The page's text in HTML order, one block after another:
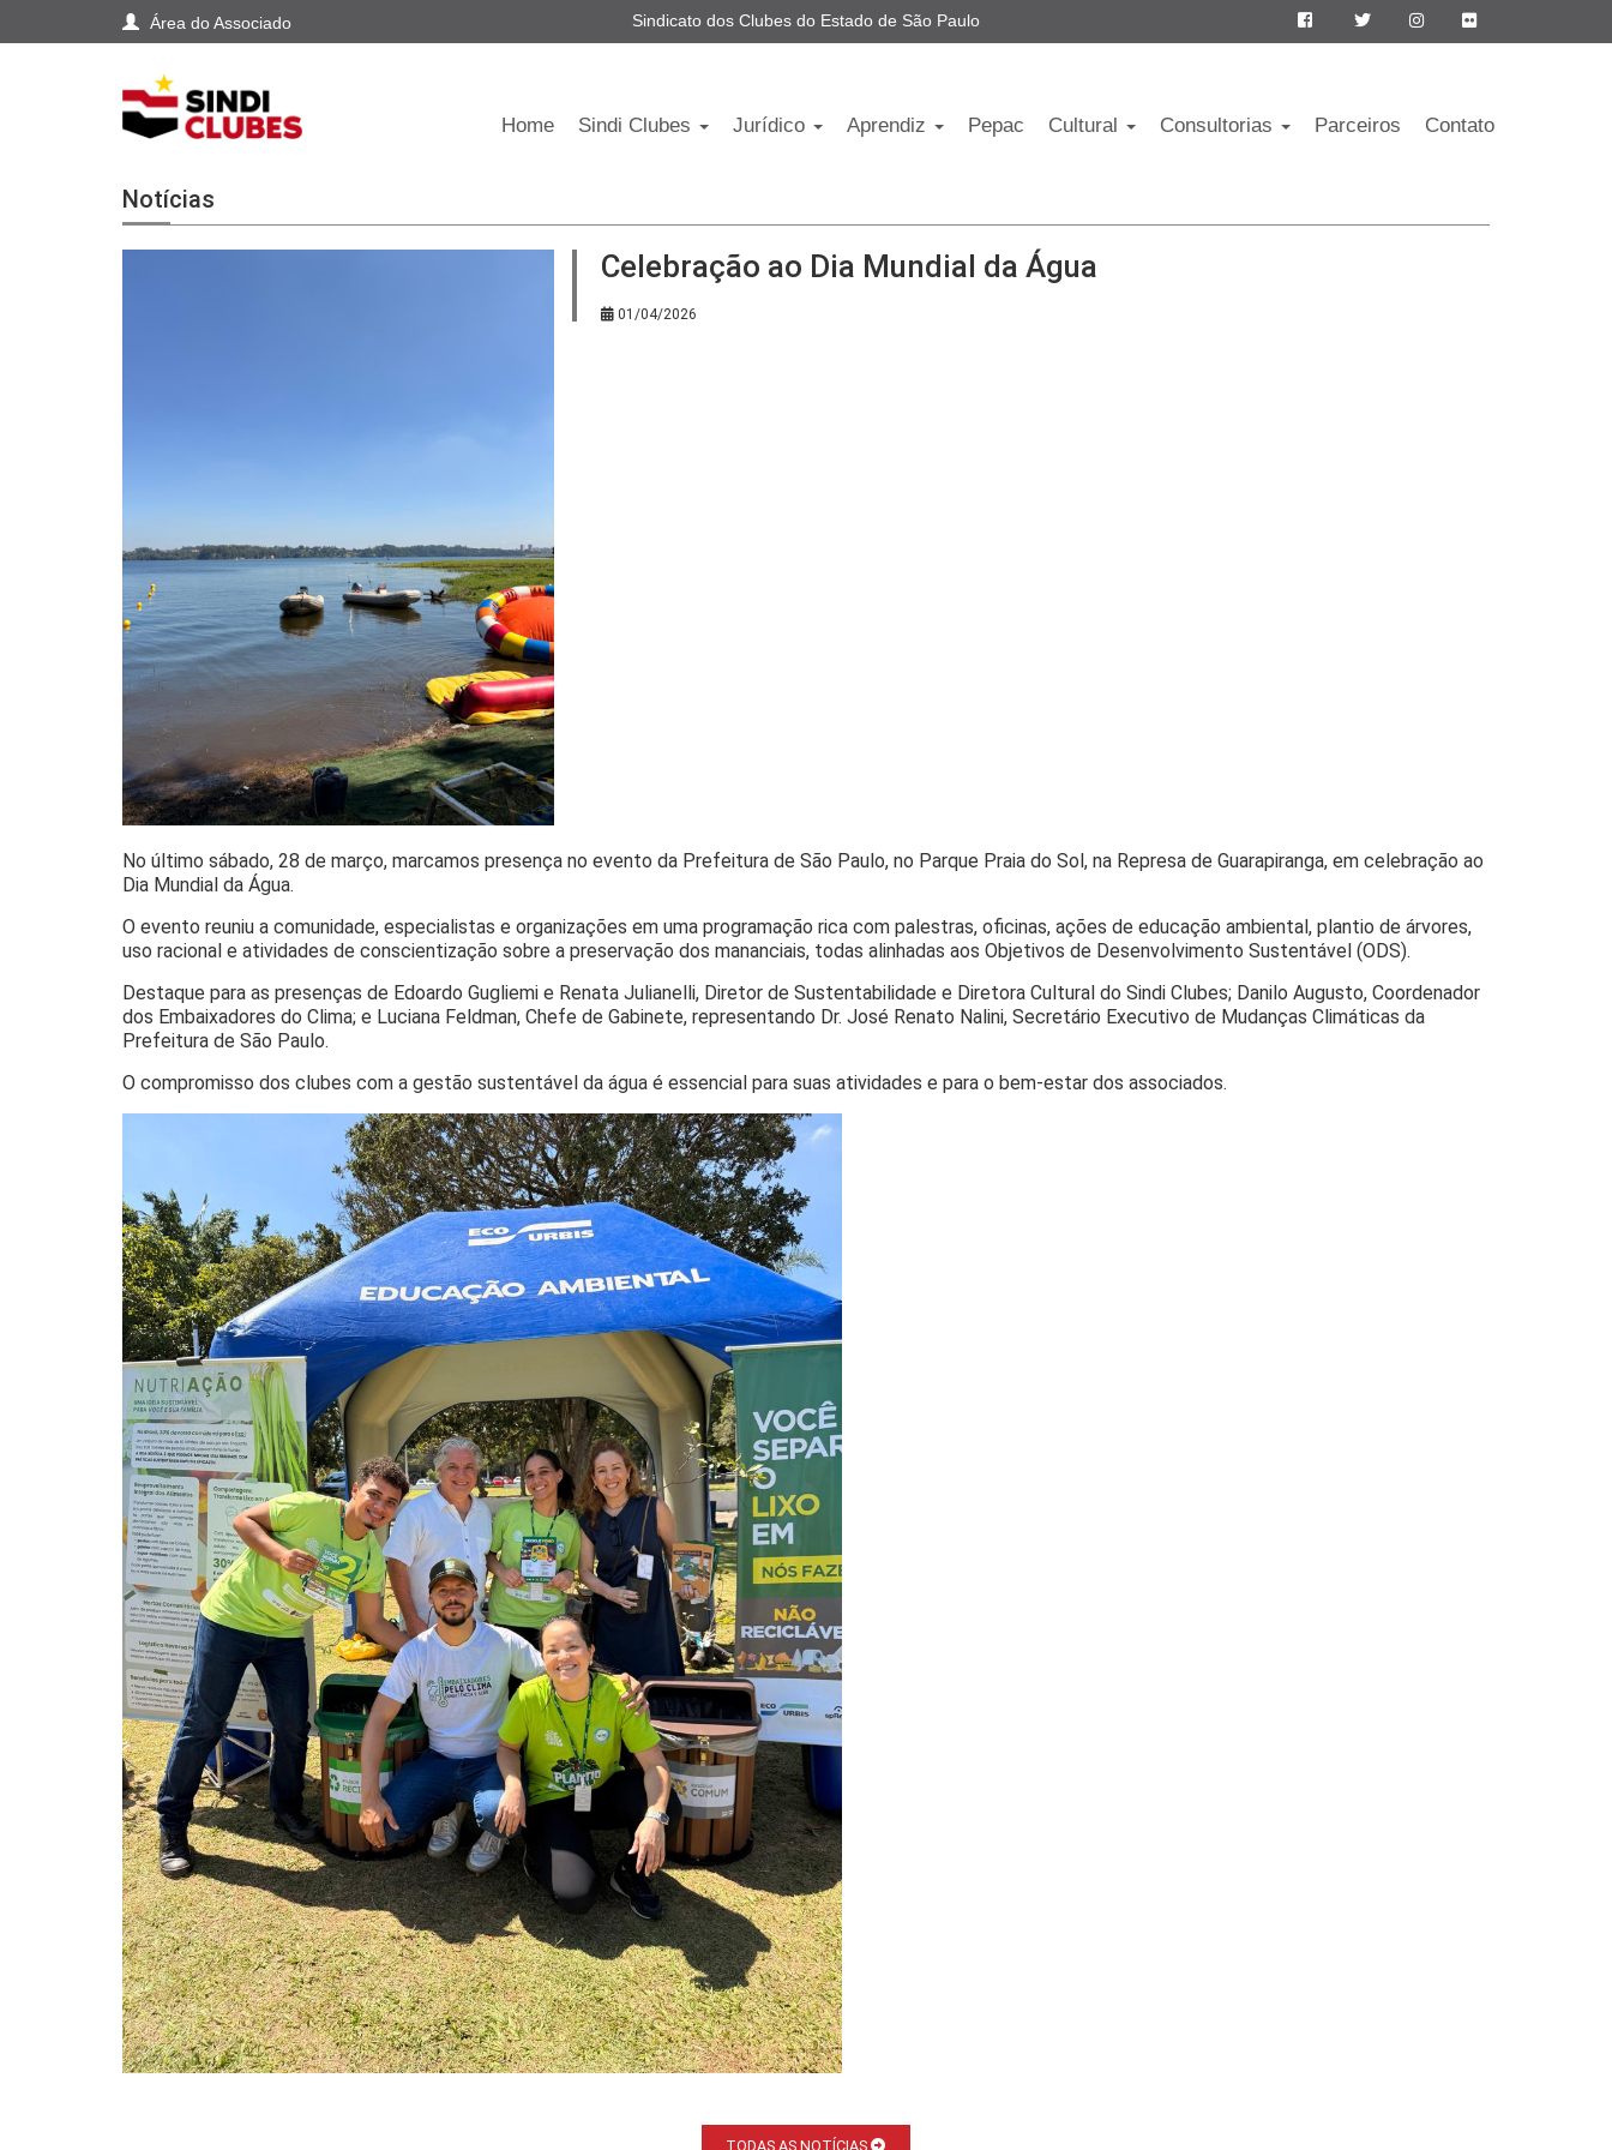
Área do Associado Sindicato dos Clubes do Estado de São Paulo
Home Sindi Clubes Jurídico Aprendiz Pepac Cultural Consultorias Parceiros Contato
Notícias
Celebração ao Dia Mundial da Água
01/04/2026
No último sábado, 28 de março, marcamos presença no evento da Prefeitura de São Paulo, no Parque Praia do Sol, na Represa de Guarapiranga, em celebração ao
Dia Mundial da Água.
O evento reuniu a comunidade, especialistas e organizações em uma programação rica com palestras, oficinas, ações de educação ambiental, plantio de árvores,
uso racional e atividades de conscientização sobre a preservação dos mananciais, todas alinhadas aos Objetivos de Desenvolvimento Sustentável (ODS).
Destaque para as presenças de Edoardo Gugliemi e Renata Julianelli, Diretor de Sustentabilidade e Diretora Cultural do Sindi Clubes; Danilo Augusto, Coordenador
dos Embaixadores do Clima; e Luciana Feldman, Chefe de Gabinete, representando Dr. José Renato Nalini, Secretário Executivo de Mudanças Climáticas da
Prefeitura de São Paulo.
O compromisso dos clubes com a gestão sustentável da água é essencial para suas atividades e para o bem-estar dos associados.
TODAS AS NOTÍCIAS